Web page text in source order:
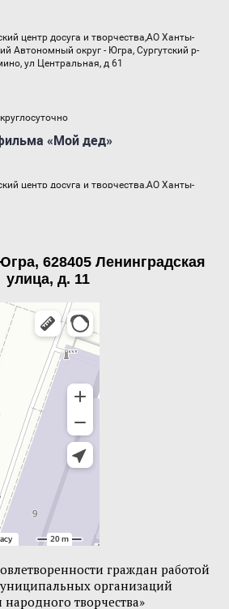
628405 Ленинградская
улица, д. 11
граждан работой
организаций
народного творчества»